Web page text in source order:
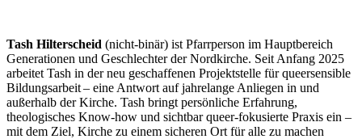
Tash Hilterscheid (nicht-binär) ist Pfarrperson im Hauptbereich
Generationen und Geschlechter der Nordkirche. Seit Anfang 2025
arbeitet Tash in der neu geschaffenen Projektstelle für queersensible
Bildungsarbeit – eine Antwort auf jahrelange Anliegen in und
außerhalb der Kirche. Tash bringt persönliche Erfahrung,
theologisches Know-how und sichtbar queer-fokusierte Praxis ein –
mit dem Ziel, Kirche zu einem sicheren Ort für alle zu machen